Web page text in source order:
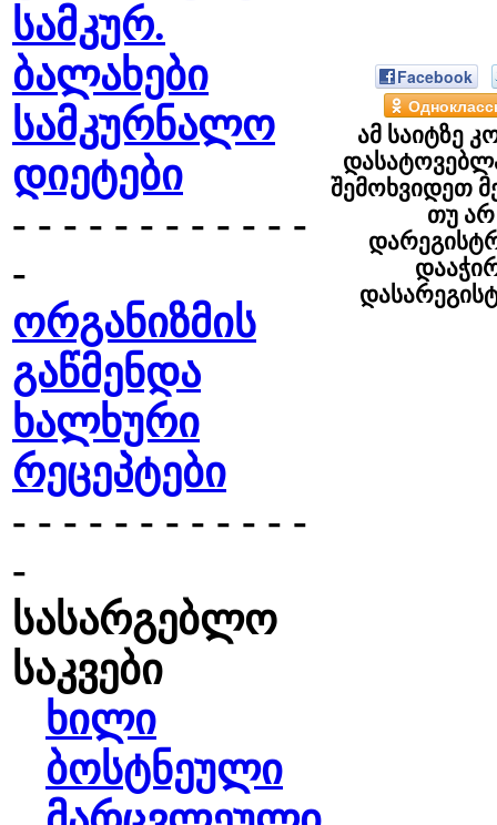
სამკურ.
ბალახები
სამკურნალო
დიეტები
- - - - - - - - - - - -
-
ორგანიზმის
გაწმენდა
ხალხური
რეცეპტები
- - - - - - - - - - - -
-
სასარგებლო
საკვები
ხილი
ბოსტნეული
Facebook
ამ საიტზე
შემოხვიდეთ
თუ